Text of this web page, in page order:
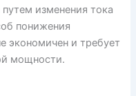
изменения тока
понижения
экономичен и требует
мощности.